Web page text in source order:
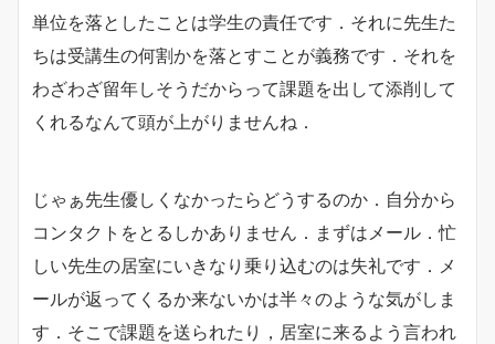
単位を落としたことは学生の責任です．それに先生た
ちは受講生の何割かを落とすことが義務です．それを
わざわざ留年しそうだからって課題を出して添削して
くれるなんて頭が上がりませんね．
じゃぁ先生優しくなかったらどうするのか．自分から
コンタクトをとるしかありません．まずはメール．忙
しい先生の居室にいきなり乗り込むのは失礼です．メ
ールが返ってくるか来ないかは半々のような気がしま
す．そこで課題を送られたり，居室に来るよう言われ